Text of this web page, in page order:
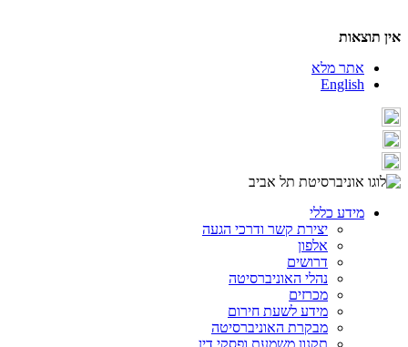
אין תוצאות
אתר מלא
English
מידע כללי
יצירת קשר ודרכי הגעה
אלפון
דרושים
נהלי האוניברסיטה
מכרזים
מידע לשעת חירום
מבקרת האוניברסיטה
תקנון משמעת ופסקי דין